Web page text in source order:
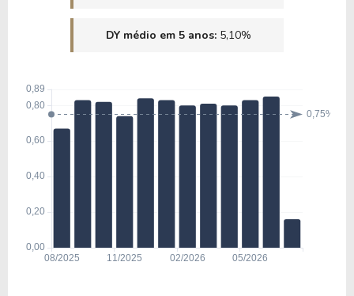
DY médio em 5 anos: 5,10%